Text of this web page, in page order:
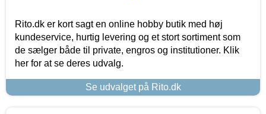
Rito.dk er kort sagt en online hobby butik med høj
kundeservice, hurtig levering og et stort sortiment som
de sælger både til private, engros og institutioner. Klik
her for at se deres udvalg.
Se udvalget på Rito.dk